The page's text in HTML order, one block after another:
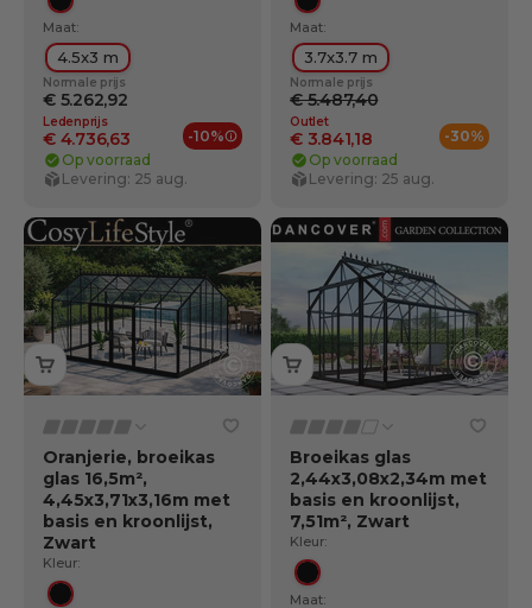
Zwart
Maat:
4.5x3 m
Normale prijs
€ 5.262,92
Ledenprijs
€ 4.736,63 -10%
Ledenvoordelen
Op voorraad
Levering: 25 aug.
Zwart
Maat:
3.7x3.7 m
Normale prijs
€ 5.487,40
Outlet
€ 3.841,18
-30%
Op voorraad
Levering: 25 aug.
Oranjerie, broeikas
glas 16,5m²,
4,45x3,71x3,16m met
basis en kroonlijst,
Zwart
Kleur:
Broeikas glas
2,44x3,08x2,34m met
basis en kroonlijst,
7,51m², Zwart
Kleur:
Zwart
Maat: